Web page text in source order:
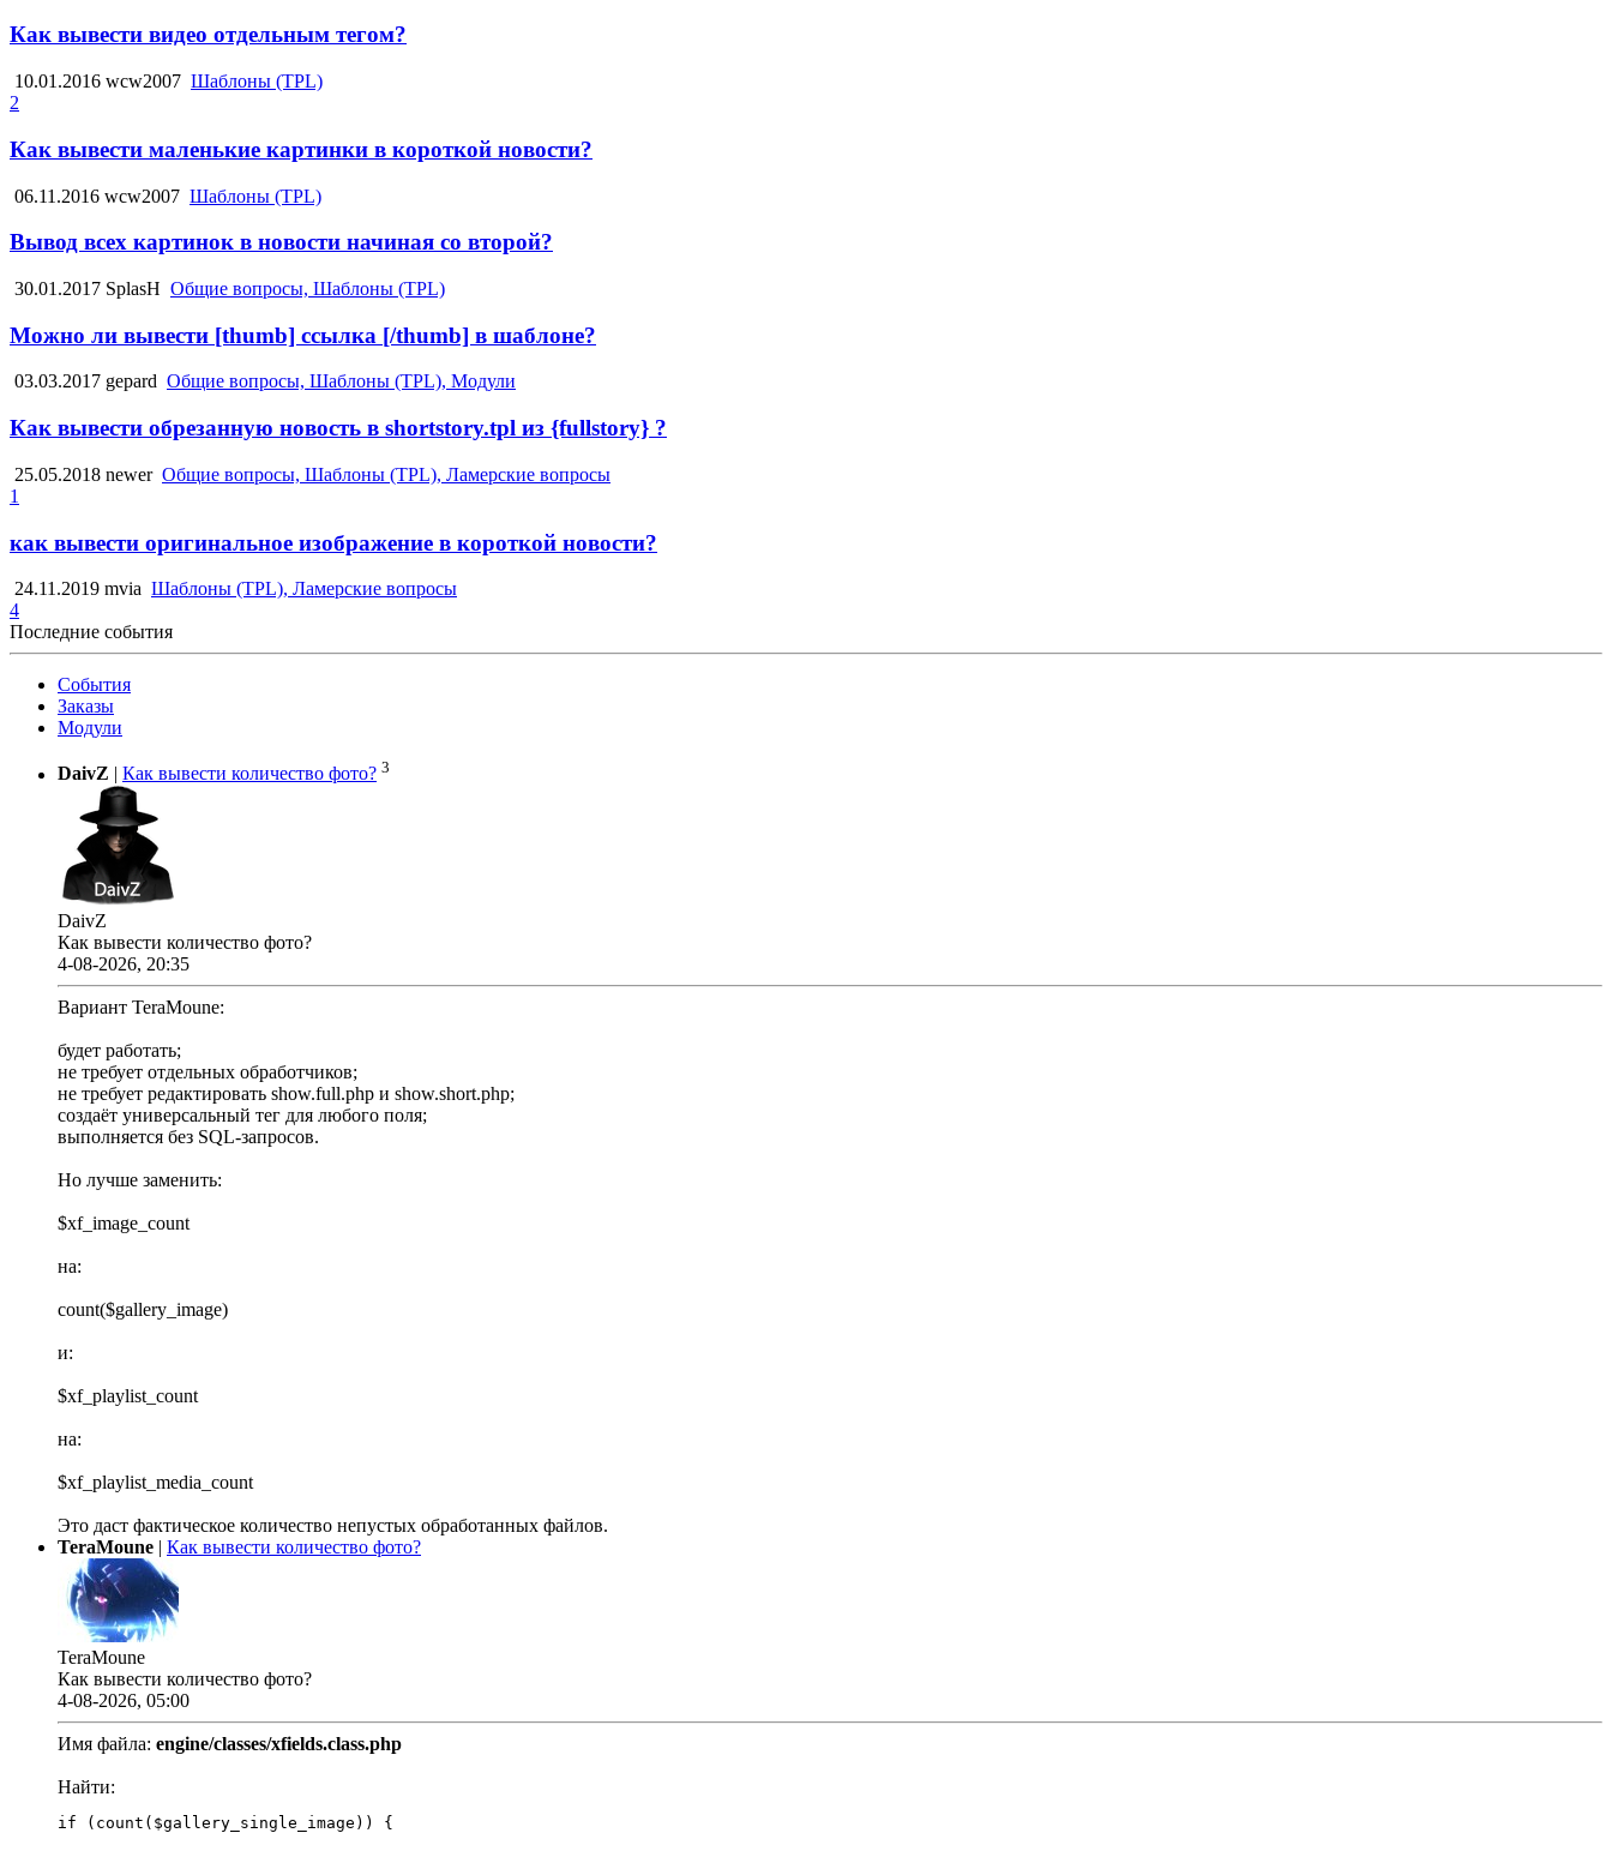
Как вывести видео отдельным тегом?
10.01.2016 wcw2007 Шаблоны (TPL)
2
Как вывести маленькие картинки в короткой новости?
06.11.2016 wcw2007 Шаблоны (TPL)
Вывод всех картинок в новости начиная со второй?
30.01.2017 SplasH Общие вопросы, Шаблоны (TPL)
Можно ли вывести [thumb] ссылка [/thumb] в шаблоне?
03.03.2017 gepard Общие вопросы, Шаблоны (TPL), Модули
Как вывести обрезанную новость в shortstory.tpl из {fullstory} ?
25.05.2018 newer Общие вопросы, Шаблоны (TPL), Ламерские вопросы
1
как вывести оригинальное изображение в короткой новости?
24.11.2019 mvia Шаблоны (TPL), Ламерские вопросы
4
Последние события
События
Заказы
Модули
DaivZ Как вывести количество фото? 3
DaivZ
Как вывести количество фото?
4-08-2026, 20:35
Вариант TeraMoune:
будет работать;
не требует отдельных обработчиков;
не требует редактировать show.full.php и show.short.php;
создаёт универсальный тег для любого поля;
выполняется без SQL-запросов.
Но лучше заменить:
$xf_image_count
на:
count($gallery_image)
и:
$xf_playlist_count
на:
$xf_playlist_media_count
Это даст фактическое количество непустых обработанных файлов.
TeraMoune | Как вывести количество фото?
TeraMoune
Как вывести количество фото?
4-08-2026, 05:00
Имя файла: engine/classes/xfields.class.php
Найти:
if (count($gallery_single_image)) {